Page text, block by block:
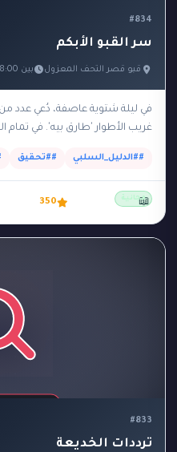
#834
سر القبو الأبكم
قبو قصر التحف المعزول بين 8:00 و 8:30 مساءً
في ليلة شتوية عاصفة، دُعي عدد
##الدليل_السلبي ##تحقيق
مجانية 350 📖
#833
ترددات الخديعة